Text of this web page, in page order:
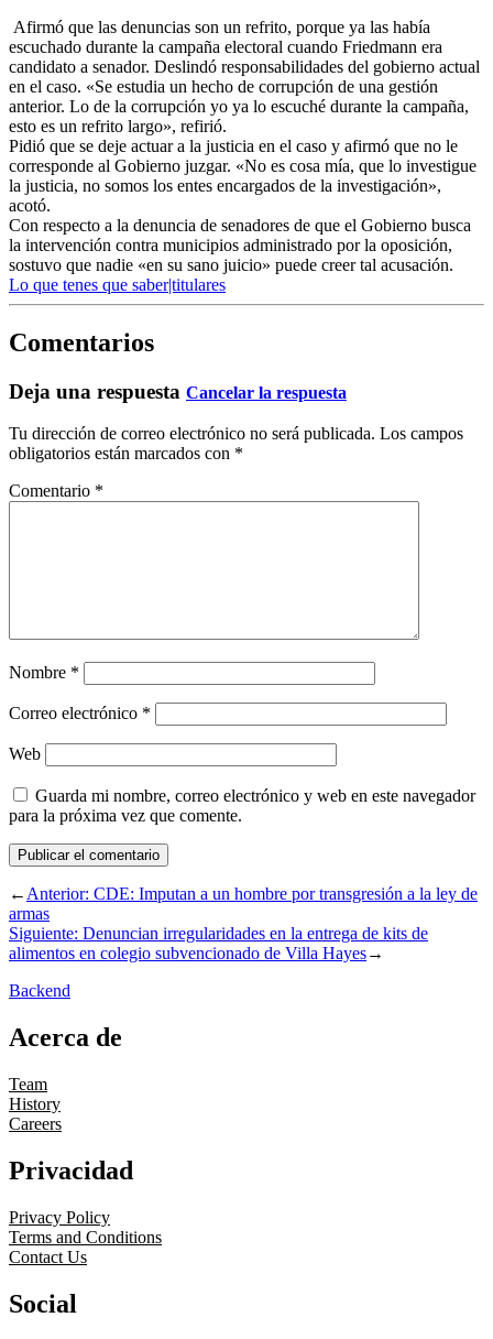
Afirmó que las denuncias son un refrito, porque ya las había
escuchado durante la campaña electoral cuando Friedmann era
candidato a senador. Deslindó responsabilidades del gobierno actual
en el caso. «Se estudia un hecho de corrupción de una gestión
anterior. Lo de la corrupción yo ya lo escuché durante la campaña,
esto es un refrito largo», refirió.
Pidió que se deje actuar a la justicia en el caso y afirmó que no le
corresponde al Gobierno juzgar. «No es cosa mía, que lo investigue
la justicia, no somos los entes encargados de la investigación»,
acotó.
Con respecto a la denuncia de senadores de que el Gobierno busca
la intervención contra municipios administrado por la oposición,
sostuvo que nadie «en su sano juicio» puede creer tal acusación.
Lo que tenes que saber|titulares
Comentarios
Deja una respuesta Cancelar la respuesta
Tu dirección de correo electrónico no será publicada. Los campos
obligatorios están marcados con *
Comentario *
Nombre *
Correo electrónico *
Web
Guarda mi nombre, correo electrónico y web en este navegador
para la próxima vez que comente.
←Anterior: CDE: Imputan a un hombre por transgresión a la ley de
armas
Siguiente: Denuncian irregularidades en la entrega de kits de
alimentos en colegio subvencionado de Villa Hayes→
Backend
Acerca de
Team
History
Careers
Privacidad
Privacy Policy
Terms and Conditions
Contact Us
Social